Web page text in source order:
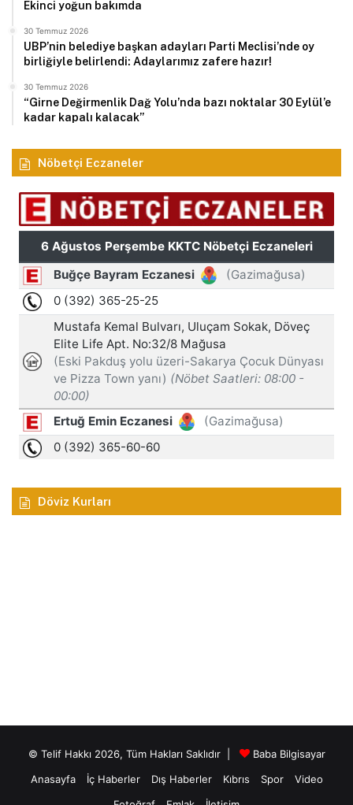
Ekinci yoğun bakımda
30 Temmuz 2026
UBP’nin belediye başkan adayları Parti Meclisi’nde oy
birliğiyle belirlendi: Adaylarımız zafere hazır!
30 Temmuz 2026
“Girne Değirmenlik Dağ Yolu’nda bazı noktalar 30 Eylül’e
kadar kapalı kalacak”
Nöbetçi Eczaneler
Döviz Kurları
© Telif Hakkı 2026, Tüm Hakları Saklıdır |
Baba Bilgisayar
Anasayfa
İç Haberler Dış Haberler Kıbrıs Spor
Video